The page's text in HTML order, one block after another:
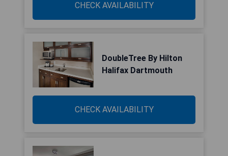
CHECK AVAILABILITY
DoubleTree By Hilton
Halifax Dartmouth
CHECK AVAILABILITY